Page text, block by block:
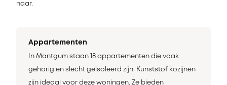
naar.
Appartementen
In Mantgum staan 18 appartementen die vaak
gehorig en slecht geïsoleerd zijn. Kunststof kozijnen
zijn ideaal voor deze woningen. Ze bieden